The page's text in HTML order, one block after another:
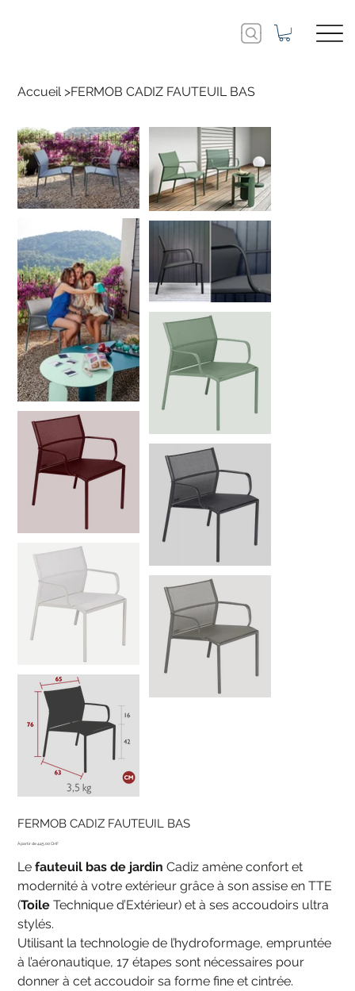
Accueil >FERMOB CADIZ FAUTEUIL BAS
FERMOB CADIZ FAUTEUIL BAS
Prix 445.00 CHF
Lefauteuil bas de jardin Cadiz amène confort et
modernité à votre extérieur grâce à son assise en TTE
(Toile Technique d’Extérieur) et à ses accoudoirs ultra
stylés.
Utilisant la technologie de l’hydroformage, empruntée
à l’aéronautique, 17 étapes sont nécessaires pour
donner à cet accoudoir sa forme fine et cintrée.